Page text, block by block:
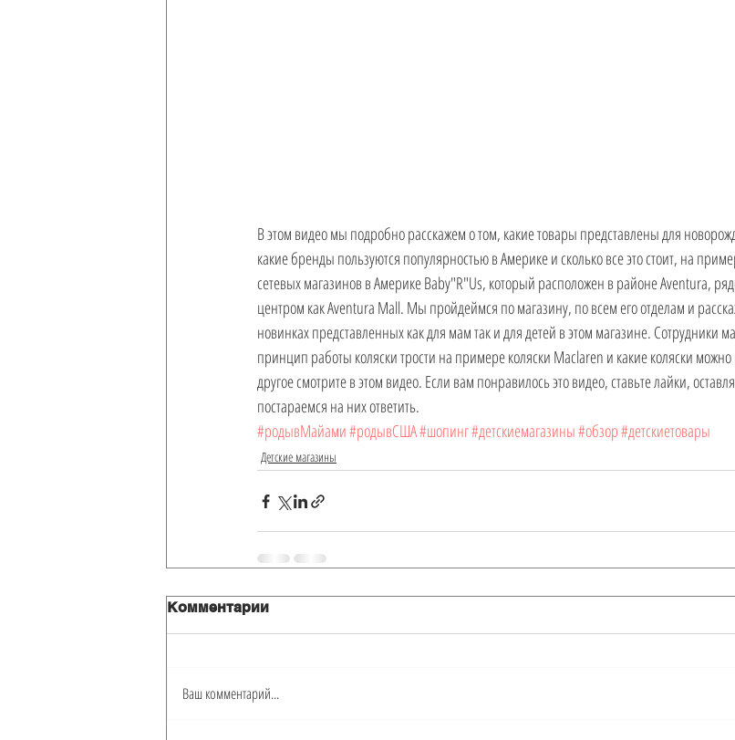
В этом видео мы подробно расскажем о том, какие товары представлены для
какие бренды пользуются популярностью в Америке и сколько все это стоит, на
сетевых магазинов в Америке Baby"R"Us, который расположен в районе Aventura,
центром как Aventura Mall. Мы пройдеймся по магазину, по всем его отделам и
новинках представленных как для мам так и для детей в этом магазине. Сотрудники
принцип работы коляски трости на примере коляски Maclaren и какие коляски можно
другое смотрите в этом видео. Если вам понравилось это видео, ставьте лайки,
постараемся на них ответить.
#родывМайами#родывСША#шопинг#детскиемагазины#обзор#детскиетовары
Детские магазины
Комментарии
Ваш комментарий...